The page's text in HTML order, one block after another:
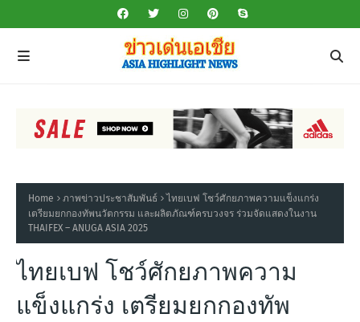
Home ภาพข่าวประชาสัมพันธ์
ไทยเบฟ โชว์ศักยภาพความแข็งแกร่ง
เตรียมยกกองทัพนวัตกรรม และผลิตภัณฑ์ครบวงจร ร่วมจัดแสดงในงาน
THAIFEX – ANUGA ASIA 2025
ไทยเบฟ โชว์ศักยภาพความ
แข็งแกร่ง เตรียมยกกองทัพ